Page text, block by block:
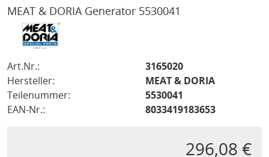
MEAT & DORIA Generator 5530041
Art.Nr.:
3165020
Hersteller:
MEAT & DORIA
Teilenummer:
5530041
EAN-Nr.:
8033419183653
296,08 €